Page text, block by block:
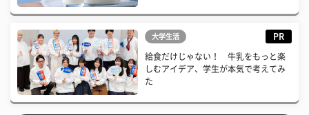
大学生活 PR
給食だけじゃない！ 牛乳をもっと楽
しむアイデア、学生が本気で考えてみ
た